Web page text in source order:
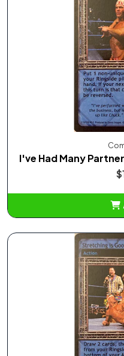
I've Had Many